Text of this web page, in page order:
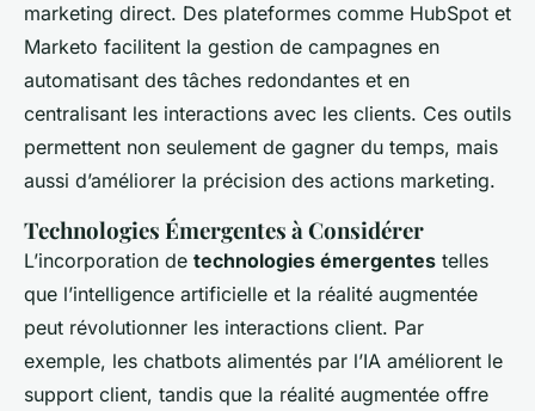
marketing direct. Des plateformes comme HubSpot et
Marketo facilitent la gestion de campagnes en
automatisant des tâches redondantes et en
centralisant les interactions avec les clients. Ces outils
permettent non seulement de gagner du temps, mais
aussi d’améliorer la précision des actions marketing.
Technologies Émergentes à Considérer
L’incorporation de technologies émergentes telles
que l’intelligence artificielle et la réalité augmentée
peut révolutionner les interactions client. Par
exemple, les chatbots alimentés par l’IA améliorent le
support client, tandis que la réalité augmentée offre